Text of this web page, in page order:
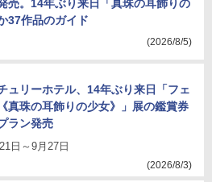
売。14年ぶり来日「真珠の耳飾りの
37作品のガイド
(2026/8/5)
ュリーホテル、14年ぶり来日「フェ
真珠の耳飾りの少女》」展の鑑賞券
ラン発売
日～9月27日
(2026/8/3)